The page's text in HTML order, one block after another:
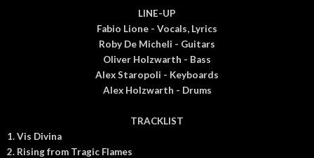
LINE-UP
Fabio Lione - Vocals, Lyrics
Roby De Micheli - Guitars
Oliver Holzwarth - Bass
Alex Staropoli - Keyboards
Alex Holzwarth - Drums
TRACKLIST
1. Vis Divina
2. Rising from Tragic Flames